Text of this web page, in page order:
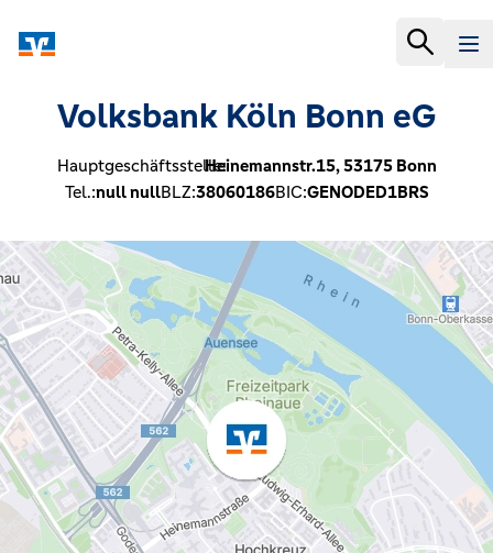
Volksbank Köln Bonn eG
Hauptgeschäftsstelle:Heinemannstr.15,53175 Bonn
Tel.:null nullBLZ:38060186BIC:GENODED1BRS